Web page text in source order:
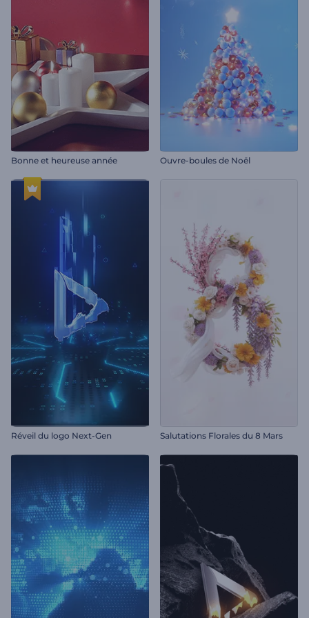
Bonne et heureuse année Ouvre-boules de Noël
Réveil du logo Next-Gen Salutations Florales du 8 Mars